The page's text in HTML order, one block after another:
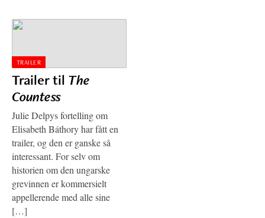
TRAILER
Trailer til The
Countess
Julie Delpys fortelling om
Elisabeth Báthory har fått en
trailer, og den er ganske så
interessant. For selv om
historien om den ungarske
grevinnen er kommersielt
appellerende med alle sine
[…]